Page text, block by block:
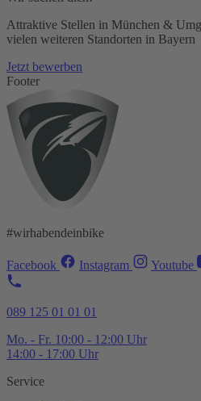
Attraktive Stellen in München &
vielen weiteren Standorten in Bayern
Jetzt bewerben
Footer
#wirhabendeinbike
Facebook Instagram Youtube
089 125 01 01 01
Mo. - Fr. 10:00 - 12:00 Uhr
14:00 - 17:00 Uhr
Service